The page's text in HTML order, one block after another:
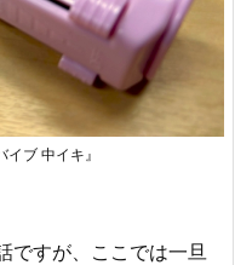
ブ 中イキ』
ですが、ここでは一旦